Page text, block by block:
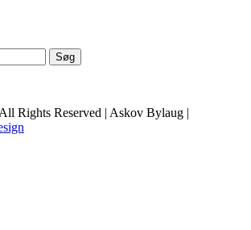
Rights Reserved | Askov Bylaug |